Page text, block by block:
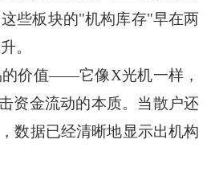
些板块的"机构库存"早在两
。
价值——它像X光机一样，
资金流动的本质。当散户还
数据已经清晰地显示出机构